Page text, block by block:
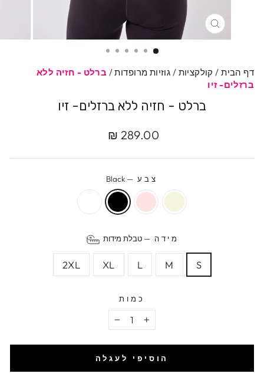
סגרי
דף הבית / קולקציות / גוזיות מרופדות/ ברלט - חזיה ללא
ברזלים- זיו
ברלט - חזיה ללא ברזלים- זיו
מחיר
289.00 ₪
צבע —
Black
מידה—טבלת מידות
S
M
L
XL
2XL
כמות
− +
הוסיפי לעגלה